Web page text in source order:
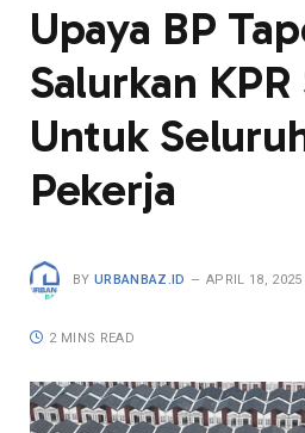
Upaya BP
Salurkan
Untuk
Pekerja
BY URBANBAZ.ID APRIL 18, 2025
2 MINS READ